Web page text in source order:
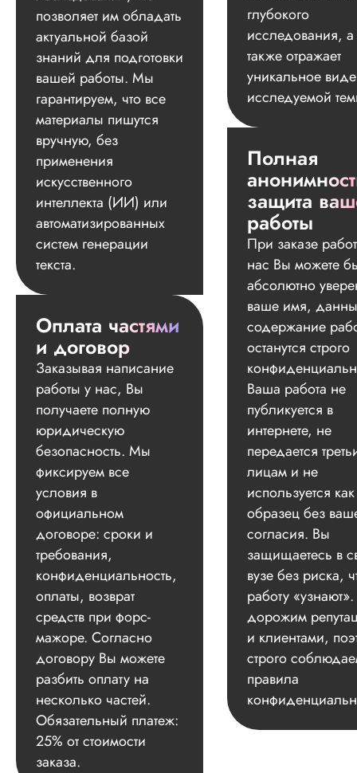
позволяет им обладать
актуальной базой
знаний для подготовки
вашей работы. Мы
гарантируем, что все
материалы пишутся
вручную, без
применения
искусственного
интеллекта (ИИ) или
автоматизированных
систем генерации
текста.
Оплата частями
и договор
Заказывая написание
работы у нас, Вы
получаете полную
юридическую
безопасность. Мы
фиксируем все
условия в
официальном
договоре: сроки и
требования,
конфиденциальность,
оплаты, возврат
средств при форс-
мажоре. Согласно
договору Вы можете
разбить оплату на
несколько частей.
Обязательный платеж:
25% от стоимости
заказа.
глубокого
исследования, а
также отражает
уникальное
исследуемой
Полная
защита
работы
При заказе
нас Вы можете
абсолютно
ваше имя,
содержание
останутся строго
Ваша работа не
публикуется в
интернете, не
передается
лицам и не
используется как
образец без
согласия. Вы
защищаетесь в
вузе без риска,
работу
дорожим
и клиентами,
строго
правила